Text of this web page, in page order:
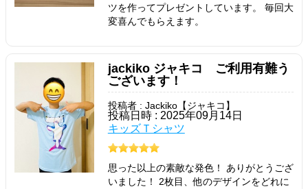
ツを作ってプレゼントしています。 毎回大
変喜んでもらえます。
jackiko ジャキコ ご利用有難う
ございます！
投稿者 : Jackiko【ジャキコ】
投稿日時 : 2025年09月14日
キッズＴシャツ
思った以上の素敵な発色！ ありがとうござ
いました！ 2枚目、他のデザインをどれに